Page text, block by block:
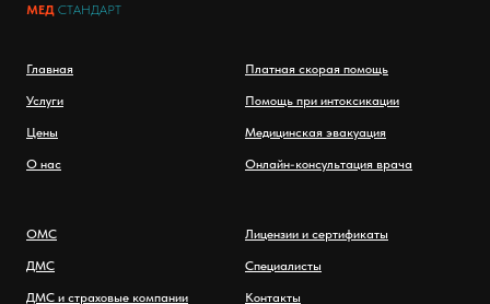
МЕД СТАНДАРТ
Главная
Услуги
Цены
О нас
Платная скорая помощь
Помощь при интоксикации
Медицинская эвакуация
Онлайн-консультация врача
ОМС
ДМС
ДМС и страховые компании
Лицензии и сертификаты
Специалисты
Контакты